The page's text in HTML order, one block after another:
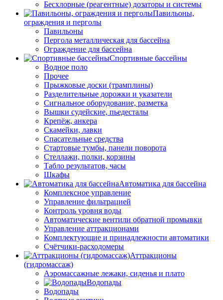
Бесхлорные (реагентные) дозаторы и системы
Павильоны,
ограждения и перголы
Павильоны
Пергола металлическая для бассейна
Ограждение для бассейна
Спортивные бассейны
Водное поло
Прочее
Прыжковые доски (трамплины)
Разделительные дорожки и указатели
Cигнальное оборудование, разметка
Вышки судейские, пьедесталы
Крепёж, анкера
Скамейки, лавки
Спасательные средства
Стартовые тумбы, панели поворота
Стеллажи, полки, корзины
Табло результатов, часы
Шкафы
Автоматика для бассейна
Комплексное управление
Управление фильтрацией
Контроль уровня воды
Автоматические вентили обратной промывки
Управление аттракционами
Комплектующие и принадлежности автоматики
Счётчики-расходомеры
Аттракционы
(гидромассаж)
Аэромассажные лежаки, сиденья и плато
Водопады
Водопады